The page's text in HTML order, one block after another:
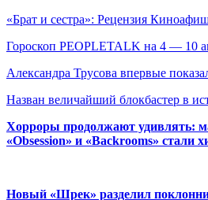
«Брат и сестра»: Рецензия
Гороскоп PEOPLETALK на 4 — 10
Александра Трусова впервые
Назван величайший блокбастер в
Хорроры продолжают удивлять:
«Obsession» и «Backrooms» стали
Новый «Шрек» разделил